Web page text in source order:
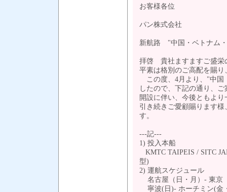
お客様各位
パン株式会社
新航路 "中国・ベトナム
拝啓 貴社ますますご盛栄
平素は格別のご高配を賜
この度、4月より、"中国
したので、下記の通り、
開設に伴い、今後ともよ
引き続きご愛顧賜ります
す。
---記---
1) 投入本船
KMTC TAIPEIS / SITC
型)
2) 運航スケジュール
名古屋（日・月）- 東京
寧波(日)- ホーチミン(金